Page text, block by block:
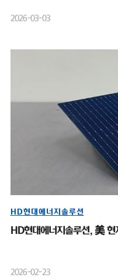
2026-03-03
HD현대에너지솔루션
HD현대에너지솔루션, 美
2026-02-23